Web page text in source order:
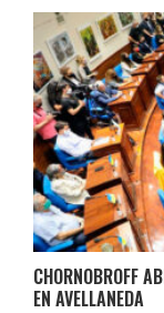
CHORNOBROFF
EN AVELLANEDA